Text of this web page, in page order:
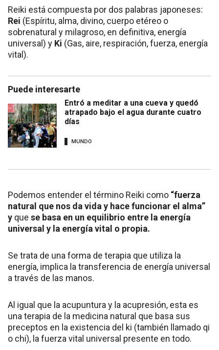
Reiki está compuesta por dos palabras japoneses:
Rei (Espíritu, alma, divino, cuerpo etéreo o
sobrenatural y milagroso, en definitiva, energía
universal) y Ki (Gas, aire, respiración, fuerza, energía
vital).
Puede interesarte
Entró a meditar a una cueva y quedó
atrapado bajo el agua durante cuatro
días
MUNDO
Podemos entender el término Reiki como “fuerza
natural que nos da vida y hace funcionar el alma”
y que se basa en un equilibrio entre la energía
universal y la energía vital o propia.
Se trata de una forma de terapia que utiliza la
energía, implica la transferencia de energía universal
a través de las manos.
Al igual que la acupuntura y la acupresión, esta es
una terapia de la medicina natural que basa sus
preceptos en la existencia del ki (también llamado qi
o chi), la fuerza vital universal presente en todo.